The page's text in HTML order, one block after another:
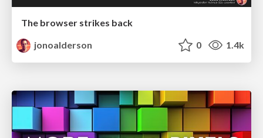
The browser strikes back
jonoalderson
0 1.4k